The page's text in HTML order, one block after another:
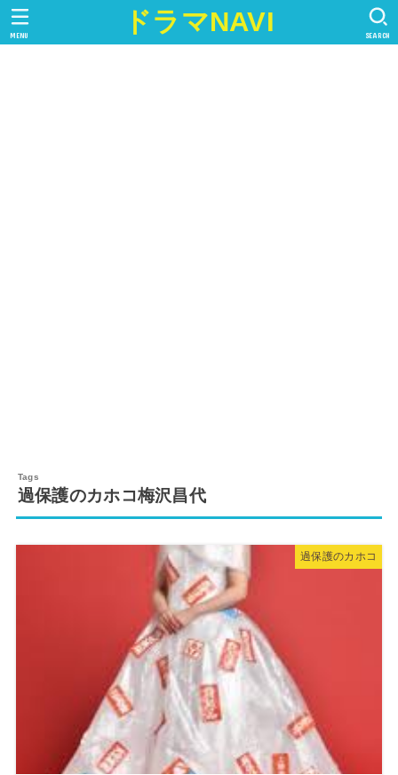
ドラマNAVI SEARCH
MENU
過保護のカホコ梅沢昌代
過保護のカホコ